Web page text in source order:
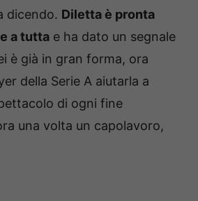
dicendo. Diletta è pronta
a tutta e ha dato un segnale
è già in gran forma, ora
della Serie A aiutarla a
di ogni fine
una volta un capolavoro,